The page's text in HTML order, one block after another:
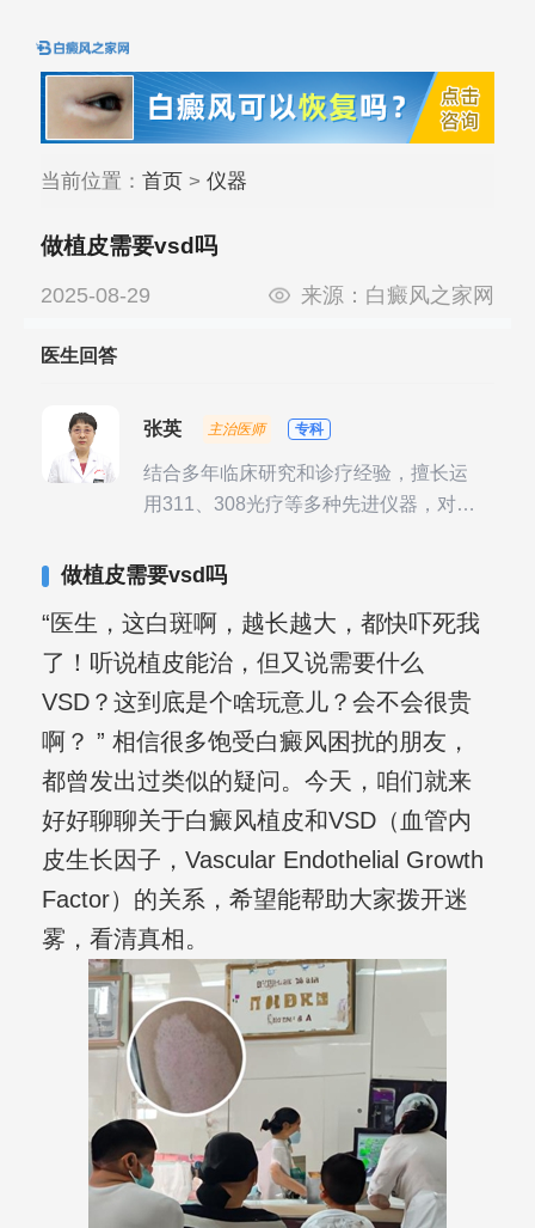
当前位置： 首页> 仪器
做植皮需要vsd吗
2025-08-29 来源： 白癜风之家网
医生回答
张英 主治医师 专科
结合多年临床研究和诊疗经验，擅长运
用311、308光疗等多种先进仪器，对不
其对女性银屑病、顽固性银屑病、全身
验。
做植皮需要vsd吗
“医生，这白斑啊，越长越大，都快吓死我
了！听说植皮能治，但又说需要什么
VSD？这到底是个啥玩意儿？会不会很贵
啊？ ” 相信很多饱受白癜风困扰的朋友，
都曾发出过类似的疑问。今天，咱们就来
好好聊聊关于白癜风植皮和VSD（血管内
皮生长因子，Vascular Endothelial Growth
Factor）的关系，希望能帮助大家拨开迷
雾，看清真相。